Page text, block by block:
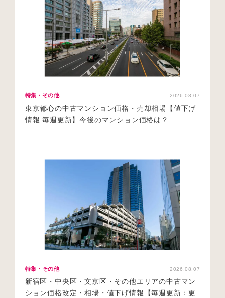
特集・その他 2026.08.07
東京都心の中古マンション価格・売却相場【値下げ
情報 毎週更新】今後のマンション価格は？
特集・その他 2026.08.07
新宿区・中央区・文京区・その他エリアの中古マン
ション価格改定・相場・値下げ情報【毎週更新：更